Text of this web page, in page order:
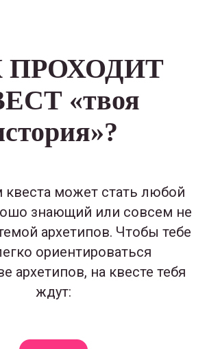
ПРОХОДИТ
«твоя
квеста может стать любой
знающий или совсем не
архетипов. Чтобы тебе
ориентироваться
архетипов, на квесте тебя
ждут: